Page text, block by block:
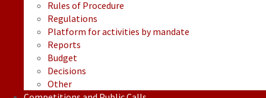
Rules of Procedure
Regulations
Platform for activities by mandate
Reports
Budget
Decisions
Other